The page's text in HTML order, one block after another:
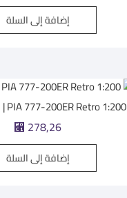
إضافة إلى السلة
PIA 777-200ER Retro 1:200 | نموذج طائرة
⃁ 278,26
إضافة إلى السلة